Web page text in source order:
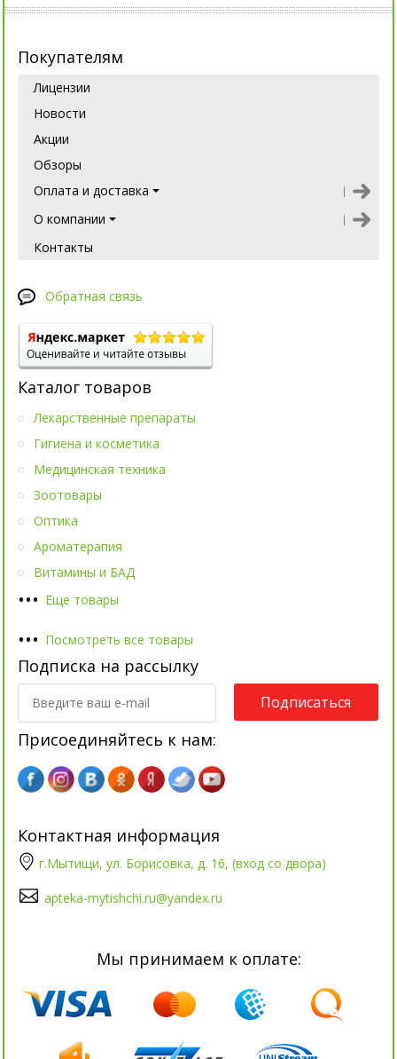
Покупателям
Лицензии
Новости
Акции
Обзоры
Оплата и доставка
О компании
Контакты
Обратная связь
Каталог товаров
••• Еще товары
Лекарственные препараты
Гигиена и косметика
Медицинская техника
Зоотовары
Оптика
Ароматерапия
Витамины и БАД
••• Посмотреть все товары
Подписка на рассылку
Подписаться
Присоединяйтесь к нам:
Контактная информация
г.Мытищи, ул. Борисовка, д. 16, (вход со двора)
apteka-mytishchi.ru@yandex.ru
Мы принимаем к оплате: